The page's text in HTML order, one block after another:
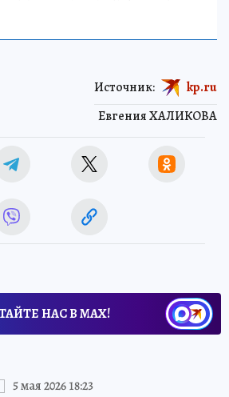
Евгения ХАЛИКОВА
Источник: kp.ru
НАС В МАХ!
5 мая 2026 18:23